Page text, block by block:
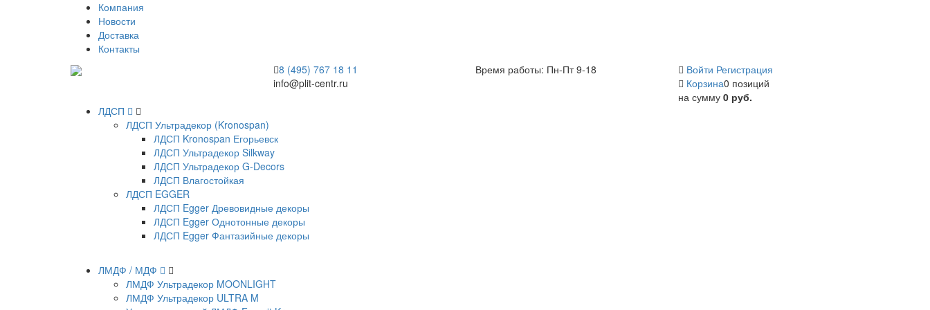
Компания
Новости
Доставка
Контакты
8 (495) 767 18 11
info@plit-centr.ru
Время работы: Пн-Пт 9-18 Войти Регистрация
Корзина0 позиций
на сумму 0 руб.
ЛДСП
ЛДСП Ультрадекор (Kronospan)
ЛДСП Kronospan Егорьевск
ЛДСП Ультрадекор Silkway
ЛДСП Ультрадекор G-Decors
ЛДСП Влагостойкая
ЛДСП EGGER
ЛДСП Egger Древовидные декоры
ЛДСП Egger Однотонные декоры
ЛДСП Egger Фантазийные декоры
ЛМДФ / МДФ
ЛМДФ Ультрадекор MOONLIGHT
ЛМДФ Ультрадекор ULTRA M